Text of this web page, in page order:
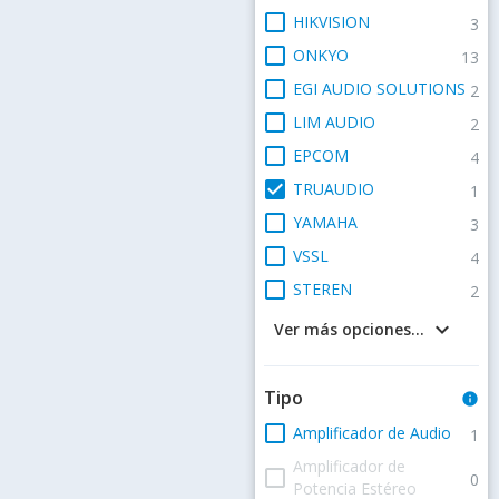
check_box_outline_blank HIKVISION 3
check_box_outline_blank ONKYO 13
check_box_outline_blank EGI AUDIO SOLUTIONS 2
check_box_outline_blank LIM AUDIO 2
check_box_outline_blank EPCOM 4
check_box TRUAUDIO 1
check_box_outline_blank YAMAHA 3
check_box_outline_blank VSSL 4
check_box_outline_blank STEREN 2
keyboard_arrow_down
Ver más opciones...
Tipo info
check_box_outline_blank Amplificador de Audio 1
check_box_outline_blank Amplificador de
Potencia Estéreo
0